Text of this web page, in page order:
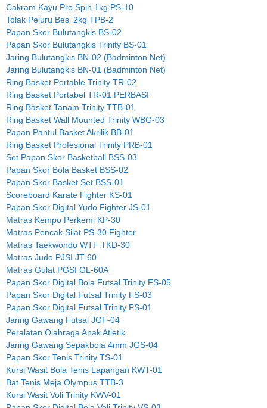
Cakram Kayu Pro Spin 1kg PS-10
Tolak Peluru Besi 2kg TPB-2
Papan Skor Bulutangkis BS-02
Papan Skor Bulutangkis Trinity BS-01
Jaring Bulutangkis BN-02 (Badminton Net)
Jaring Bulutangkis BN-01 (Badminton Net)
Ring Basket Portable Trinity TR-02
Ring Basket Portabel TR-01 PERBASI
Ring Basket Tanam Trinity TTB-01
Ring Basket Wall Mounted Trinity WBG-03
Papan Pantul Basket Akrilik BB-01
Ring Basket Profesional Trinity PRB-01
Set Papan Skor Basketball BSS-03
Papan Skor Bola Basket BSS-02
Papan Skor Basket Set BSS-01
Scoreboard Karate Fighter KS-01
Papan Skor Digital Yudo Fighter JS-01
Matras Kempo Perkemi KP-30
Matras Pencak Silat PS-30 Fighter
Matras Taekwondo WTF TKD-30
Matras Judo PJSI JT-60
Matras Gulat PGSI GL-60A
Papan Skor Digital Bola Futsal Trinity FS-05
Papan Skor Digital Futsal Trinity FS-03
Papan Skor Digital Futsal Trinity FS-01
Jaring Gawang Futsal JGF-04
Peralatan Olahraga Anak Atletik
Jaring Gawang Sepakbola 4mm JGS-04
Papan Skor Tenis Trinity TS-01
Kursi Wasit Bola Tenis Lapangan KWT-01
Bat Tenis Meja Olympus TTB-3
Kursi Wasit Voli Trinity KWV-01